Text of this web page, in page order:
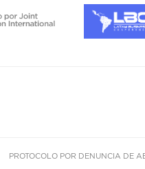
PROTOCOLO POR DENUNCIA DE